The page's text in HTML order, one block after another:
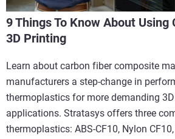
9 Things To Know About Using
3D Printing
Learn about carbon fiber composite
manufacturers a step-change in
thermoplastics for more demanding
applications. Stratasys offers three
thermoplastics: ABS-CF10, Nylon